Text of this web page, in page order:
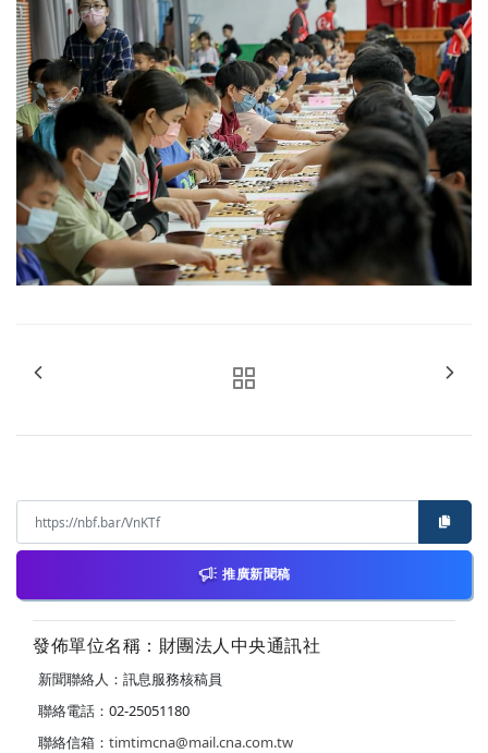
推廣新聞稿
發佈單位名稱：財團法人中央通訊社
新聞聯絡人：訊息服務核稿員
聯絡電話：02-25051180
聯絡信箱： timtimcna@mail.cna.com.tw